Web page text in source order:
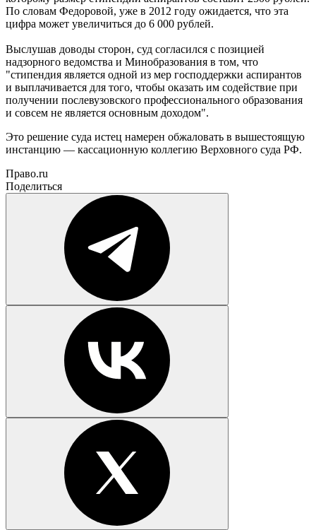
По словам Федоровой, уже в 2012 году ожидается, что эта
цифра может увеличиться до 6 000 рублей.
Выслушав доводы сторон, суд согласился с позицией
надзорного ведомства и Минобразования в том, что
"стипендия является одной из мер господдержки аспирантов
и выплачивается для того, чтобы оказать им содействие при
получении послевузовского профессионального образования
и совсем не является основным доходом".
Это решение суда истец намерен обжаловать в вышестоящую
инстанцию — кассационную коллегию Верховного суда РФ.
Право.ru
Поделиться